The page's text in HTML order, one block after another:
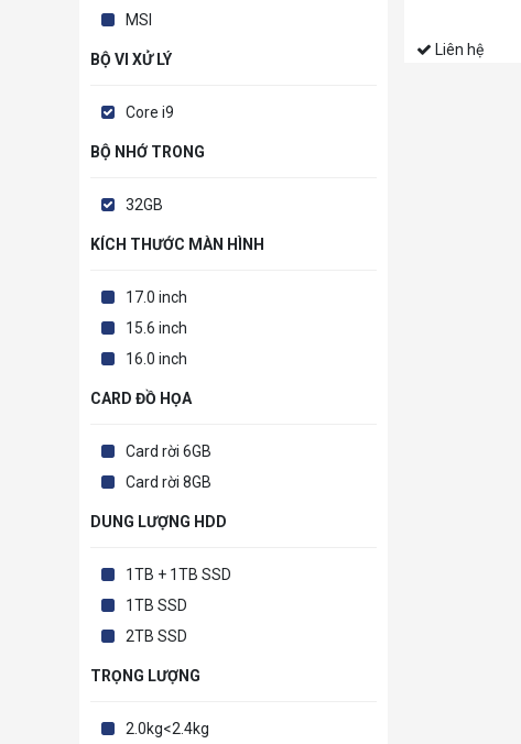
MSI
BỘ VI XỬ LÝ
Core i9
BỘ NHỚ TRONG
32GB
KÍCH THƯỚC MÀN HÌNH
17.0 inch
15.6 inch
16.0 inch
CARD ĐỒ HỌA
Card rời 6GB
Card rời 8GB
DUNG LƯỢNG HDD
1TB + 1TB SSD
1TB SSD
2TB SSD
TRỌNG LƯỢNG
2.0kg<2.4kg
Liên hệ